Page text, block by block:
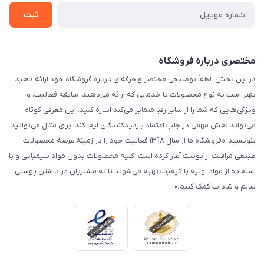
ثبت
مختصری درباره فروشگاه
در این بخش، لطفاً توضیحی مختصر و حرفه‌ای درباره فروشگاه خود ارائه دهید.
بهتر است به نوع محصولات یا خدماتی که ارائه می‌دهید، سابقه فعالیت، و
ویژگی‌هایی که شما را از سایر رقبا متمایز می‌کند اشاره کنید. این معرفی کوتاه
می‌تواند نقش مهمی در جلب اعتماد بازدیدکنندگان ایفا کند. برای مثال می‌توانید
بنویسید: «فروشگاه ما از سال ۱۳۹۸ فعالیت خود را در زمینه عرضه محصولات
طبیعی مراقبت از پوست آغاز کرده است. کلیه محصولات بدون مواد شیمیایی و با
استفاده از مواد اولیه با کیفیت تهیه می‌شوند تا به مشتریان در داشتن پوستی
سالم و شاداب کمک کنیم.»